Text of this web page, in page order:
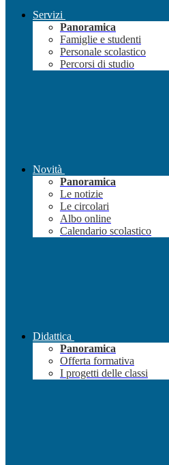
Servizi
Panoramica
Famiglie e studenti
Personale scolastico
Percorsi di studio
Novità
Panoramica
Le notizie
Le circolari
Albo online
Calendario scolastico
Didattica
Panoramica
Offerta formativa
I progetti delle classi